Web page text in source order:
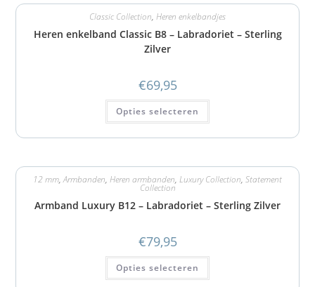
Classic Collection, Heren enkelbandjes
Heren enkelband Classic B8 – Labradoriet – Sterling
Zilver
€69,95
Opties selecteren
12 mm,Armbanden, Heren armbanden, Luxury Collection, Statement
Collection
Armband Luxury B12 – Labradoriet – Sterling Zilver
€79,95
Opties selecteren